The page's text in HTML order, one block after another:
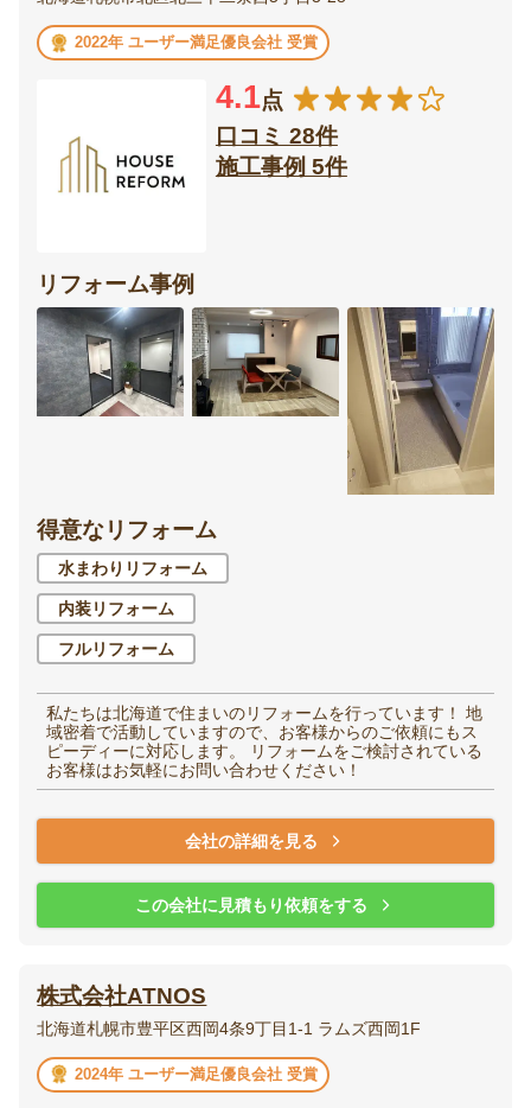
2022年 ユーザー満足優良会社 受賞
4.1点
口コミ 28件
施工事例 5件
リフォーム事例
得意なリフォーム
水まわりリフォーム
内装リフォーム
フルリフォーム
私たちは北海道で住まいのリフォームを行っています！ 地
域密着で活動していますので、お客様からのご依頼にもス
ピーディーに対応します。 リフォームをご検討されている
お客様はお気軽にお問い合わせください！
会社の詳細を見る
この会社に見積もり依頼をする
株式会社ATNOS
北海道札幌市豊平区西岡4条9丁目1-1 ラムズ西岡1F
2024年 ユーザー満足優良会社 受賞